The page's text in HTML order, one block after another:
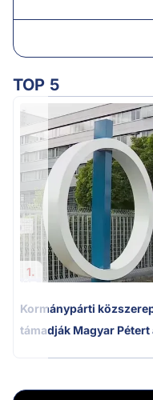
TOP 5
1.
Kormánypárti
támadják Magyar